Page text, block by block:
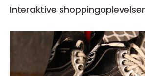
Interaktive shoppingoplevelser